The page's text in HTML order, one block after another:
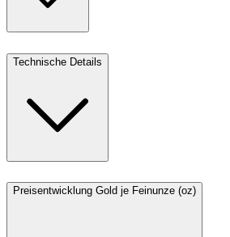
Technische Details
Preisentwicklung Gold je Feinunze (oz)